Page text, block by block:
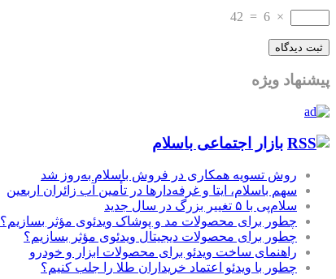
×
6
=
42
پیشنهاد ویژه
بازار اجتماعی باسلام
روش تسویه همکاری در فروش باسلام به‌روز شد
سهم باسلام، ایتا و غرفه‌دارها در تأمین آب زائران اربعین
سلام‌پی با ۵ تغییر بزرگ در سال جدید
چطور برای محصولات مد و پوشاک ویدئوی مؤثر بسازیم؟
چطور برای محصولات دیجیتال ویدئوی مؤثر بسازیم؟
راهنمای ساخت ویدئو برای محصولات ابزار و خودرو
چطور با ویدئو اعتماد خریداران طلا را جلب کنیم؟